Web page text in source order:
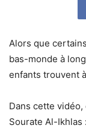
Alors que
bas-monde à
enfants trouvent
Dans cette
Sourate Al-Ikhlas :